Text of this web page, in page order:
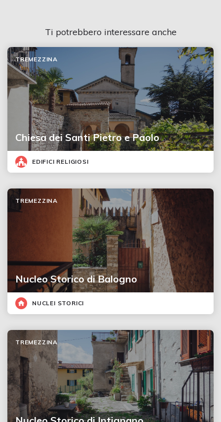
Ti potrebbero interessare anche
Chiesa dei Santi Pietro e Paolo
TREMEZZINA
EDIFICI RELIGIOSI
Nucleo Storico di Balogno
TREMEZZINA
NUCLEI STORICI
TREMEZZINA